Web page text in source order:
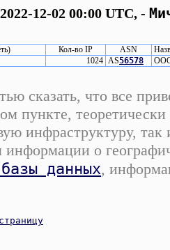
12-02 00:00 UTC, -
Кол-во IP ASN
1024 AS56578 ООО
сказать, что все
пункте,
инфраструктуру,
о
данных,